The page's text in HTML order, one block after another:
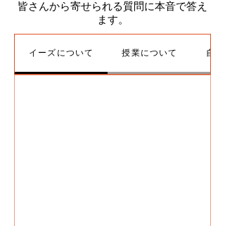
皆さんから寄せられる質問に​本音で答え
ます。
イーズについて 授業について 自